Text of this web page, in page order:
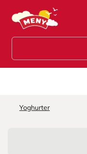
Hopp til hovedinnhold
Yoghurter